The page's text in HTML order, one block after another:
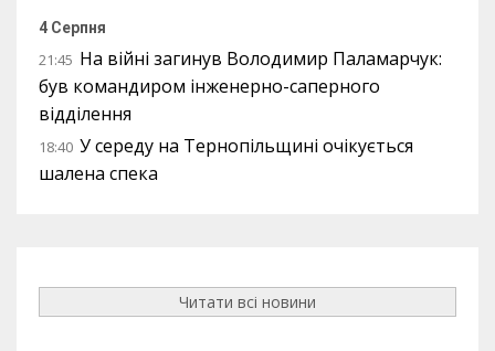
4 Серпня
21:45 На війні загинув Володимир Паламарчук:
був командиром інженерно-саперного
відділення
18:40 У середу на Тернопільщині очікується
шалена спека
Читати всі новини